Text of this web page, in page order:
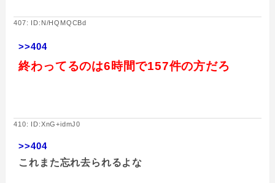
407: ID:N/HQMQCBd
>>404
終わってるのは6時間で157件の方だろ
410: ID:XnG+idmJ0
>>404
これまた忘れ去られるよな